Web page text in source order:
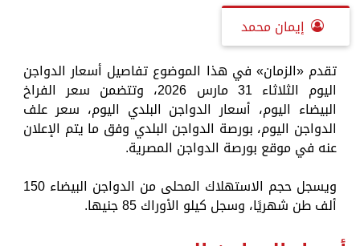
إيمان محمد
تقدم «الزمان» في هذا الموضوع تفاصيل أسعار الدواجن
اليوم الثلاثاء 31 مارس 2026، وتتضمن سعر الفراخ
البيضاء اليوم، أسعار الدواجن البلدي اليوم، سعر علف
الدواجن اليوم، بورصة الدواجن البلدي وفق ما يتم الإعلان
عنه في موقع بورصة الدواجن المصرية.
ويسجل حجم الاستهلاك المحلى من الدواجن البيضاء 150
ألف طن شهريًا، وسجل كيلو الأوراك 85 جنيها.